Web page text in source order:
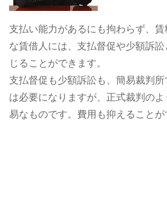
支払い能力があるにも拘わらず、
な賃借人には、支払督促や少額訴
じることができます。
支払督促も少額訴訟も、簡易裁判
は必要になりますが、正式裁判の
易なものです。費用も抑えることが